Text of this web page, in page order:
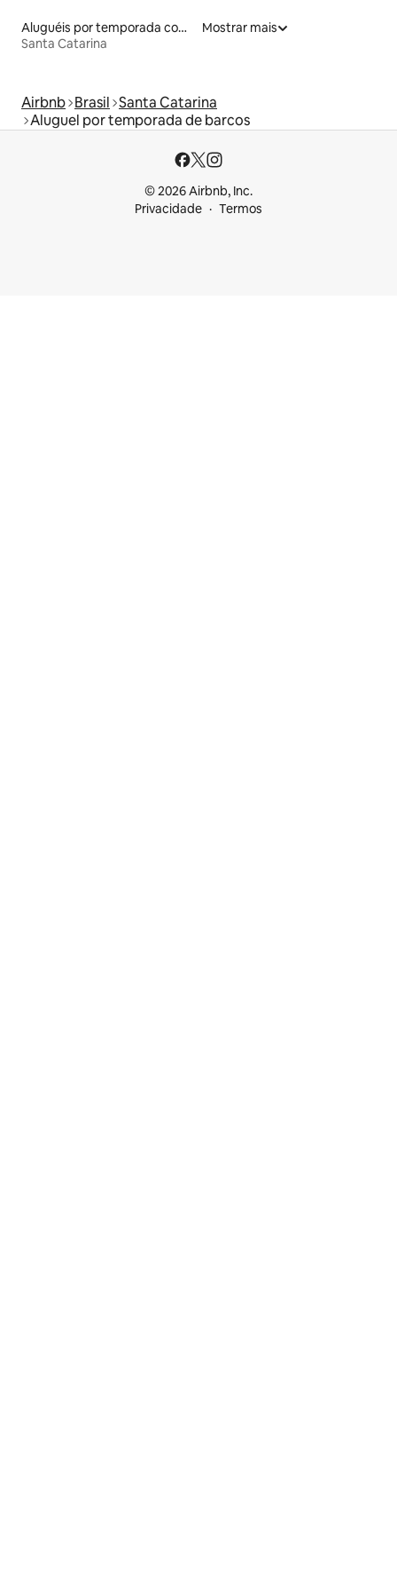
Aluguéis por temporada com caiaque
Santa Catarina
Mostrar mais
Airbnb Brasil Santa Catarina
Aluguel por temporada de barcos
© 2026 Airbnb, Inc.
Privacidade
Termos